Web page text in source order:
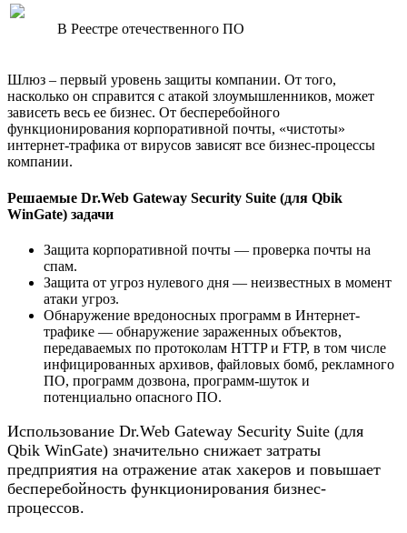
В Реестре отечественного ПО
Шлюз – первый уровень защиты компании. От того,
насколько он справится с атакой злоумышленников, может
зависеть весь ее бизнес. От бесперебойного
функционирования корпоративной почты, «чистоты»
интернет-трафика от вирусов зависят все бизнес-процессы
компании.
Решаемые Dr.Web Gateway Security Suite (для Qbik
WinGate) задачи
Защита корпоративной почты — проверка почты на
спам.
Защита от угроз нулевого дня — неизвестных в момент
атаки угроз.
Обнаружение вредоносных программ в Интернет-
трафике — обнаружение зараженных объектов,
передаваемых по протоколам HTTP и FTP, в том числе
инфицированных архивов, файловых бомб, рекламного
ПО, программ дозвона, программ-шуток и
потенциально опасного ПО.
Использование Dr.Web Gateway Security Suite (для
Qbik WinGate) значительно снижает затраты
предприятия на отражение атак хакеров и повышает
бесперебойность функционирования бизнес-
процессов.